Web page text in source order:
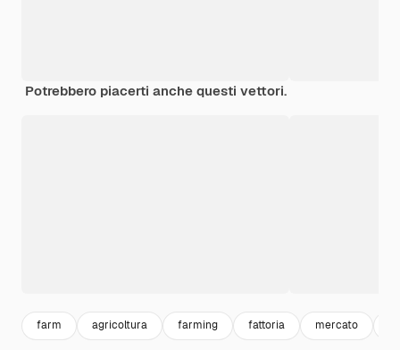
Potrebbero piacerti anche questi vettori.
farm agricoltura farming fattoria mercato